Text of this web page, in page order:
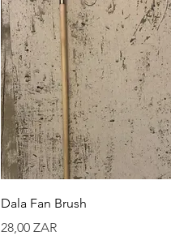
Vista rápida
Dala Fan Brush
Precio
28,00 ZAR